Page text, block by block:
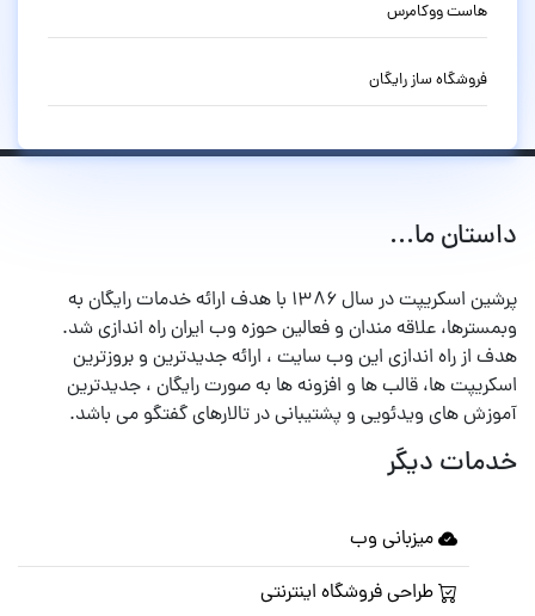
هاست ووکامرس
فروشگاه ساز رایگان
داستان ما...
پرشین اسکریپت در سال ۱۳۸۶ با هدف ارائه خدمات رایگان به
وبمسترها، علاقه مندان و فعالین حوزه وب ایران راه اندازی شد.
هدف از راه اندازی این وب سایت ، ارائه جدیدترین و بروزترین
اسکریپت ها، قالب ها و افزونه ها به صورت رایگان ، جدیدترین
آموزش های ویدئویی و پشتیبانی در تالارهای گفتگو می باشد.
خدمات دیگر
میزبانی وب
طراحی فروشگاه اینترنتی